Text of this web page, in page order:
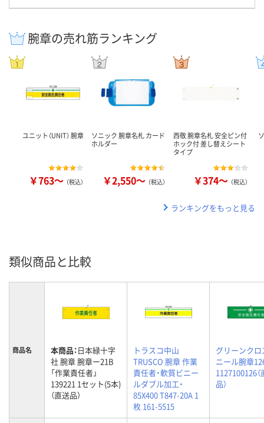
腕章の売れ筋ランキング
ユニット（UNIT） 腕章
￥763～ （税込）
ソニック 腕章名札 カード
ホルダー
￥2,550～ （税込）
西敬 腕章名札 安全ピン付
ホック付 差し替えシート
タイプ
￥374～ （税込）
ランキングをもっと見る
類似商品と比較
商品名 本商品：日本緑十字
社 腕章 腕章ー21B
「作業責任者」
139221 1セット(5本)
（直送品）
トラスコ中山
TRUSCO 腕章 作業
責任者・軟質ビニー
ルダブル加工・
85X400 T847-20A 1
枚 161-5515
グリーンクロ
ニール腕章
1127100126（
品）